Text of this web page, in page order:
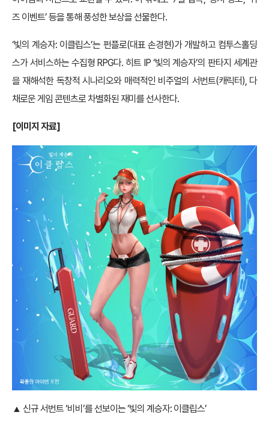
즈 이벤트’ 등을 통해 풍성한 보상을 선물한다.
‘빛의 계승자: 이클립스’는 펀플로(대표 손경현)가 개발하고 컴투스홀딩
스가 서비스하는 수집형 RPG다. 히트 IP ‘빛의 계승자’의 판타지 세계관
을 재해석한 독창적 시나리오와 매력적인 비주얼의 서번트(캐릭터), 다
채로운 게임 콘텐츠로 차별화된 재미를 선사한다.
[이미지 자료]
▲ 신규 서번트 ‘비비’를 선보이는 ‘빛의 계승자: 이클립스’